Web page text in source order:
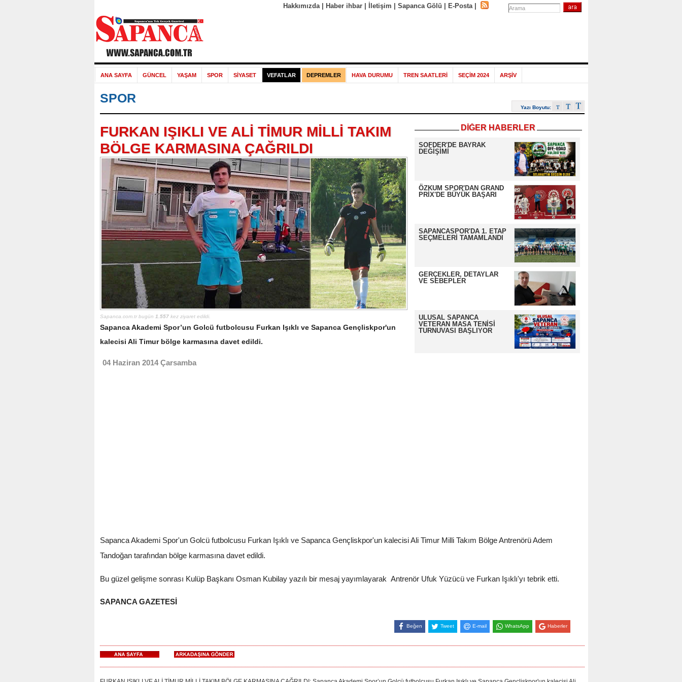
Hakkımızda| Haber ihbar| İletişim Sapanca Gölü E-Posta|
ANA SAYFA GÜNCEL YAŞAM SPOR SİYASET VEFATLAR DEPREMLER HAVA DURUMU TREN SAATLERİ SEÇİM 2024 ARŞİV
SPOR
Yazı Boyutu:
DİĞER HABERLER
SOFDER'DE BAYRAK
DEĞİŞİMİ
ÖZKUM SPOR'DAN GRAND
PRİX'DE BÜYÜK BAŞARI
SAPANCASPOR'DA 1. ETAP
SEÇMELERİ TAMAMLANDI
GERÇEKLER, DETAYLAR
VE SEBEPLER
ULUSAL SAPANCA
VETERAN MASA TENİSİ
TURNUVASI BAŞLIYOR
FURKAN IŞIKLI VE ALİ TİMUR MİLLİ TAKIM
BÖLGE KARMASINA ÇAĞRILDI
Sapanca.com.tr bugün 1.557kez ziyaret edildi.
Sapanca Akademi Spor’un Golcü futbolcusu Furkan Işıklı ve Sapanca Gençliskpor'un
kalecisi Ali Timur bölge karmasına davet edildi.
04 Haziran 2014 Çarsamba
Sapanca Akademi Spor'un Golcü futbolcusu Furkan Işıklı ve Sapanca Gençliskpor'un kalecisi Ali Timur Milli Takım Bölge Antrenörü Adem
Tandoğan tarafından bölge karmasına davet edildi.
Bu güzel gelişme sonrası Kulüp Başkanı Osman Kubilay yazılı bir mesaj yayımlayarak Antrenör Ufuk Yüzücü ve Furkan Işıklı'yı tebrik etti.
SAPANCA GAZETESİ
Beğen Tweet E-mail WhatsApp Haberler